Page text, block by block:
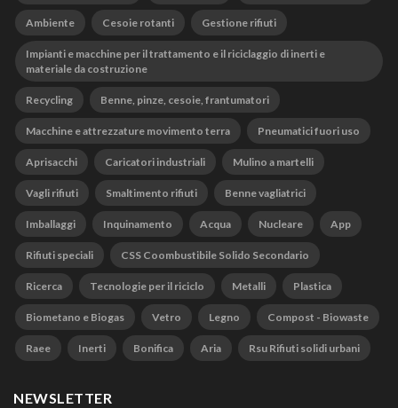
Ambiente Cesoie rotanti Gestione rifiuti
Impianti e macchine per il trattamento e il riciclaggio di inerti e
materiale da costruzione
Recycling Benne, pinze, cesoie, frantumatori
Macchine e attrezzature movimento terra Pneumatici fuori uso
Aprisacchi Caricatori industriali Mulino a martelli
Vagli rifiuti Smaltimento rifiuti Benne vagliatrici
Imballaggi Inquinamento Acqua Nucleare App
Rifiuti speciali CSS Coombustibile Solido Secondario
Ricerca Tecnologie per il riciclo Metalli Plastica
Biometano e Biogas Vetro Legno Compost - Biowaste
Raee Inerti Bonifica Aria Rsu Rifiuti solidi urbani
NEWSLETTER